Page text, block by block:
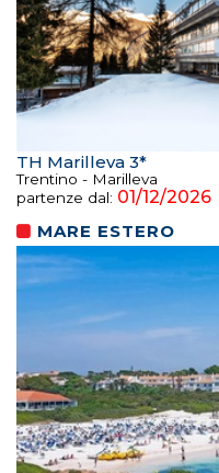
TH Marilleva 3*
Trentino - Marilleva
partenze dal: 01/12/2026
MARE ESTERO